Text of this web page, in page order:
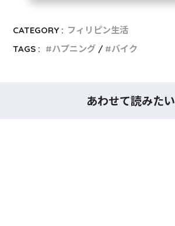
CATEGORY : フィリピン生活
TAGS :
ハプニング バイク
あわせて読みたい